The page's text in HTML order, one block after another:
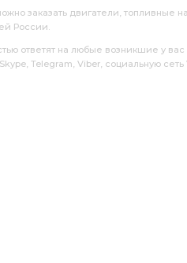
заказать двигатели,
России.
ответят на любые возникшие у вас
Telegram, Viber, социальную